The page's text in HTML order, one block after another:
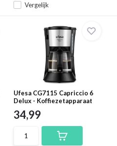
Vergelijk
Ufesa CG7115 Capriccio 6
Delux - Koffiezetapparaat
34,99